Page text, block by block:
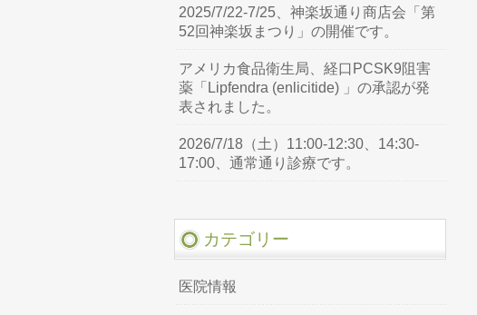
2025/7/22-7/25、神楽坂通り商店会「第
52回神楽坂まつり」の開催です。
アメリカ食品衛生局、経口PCSK9阻害
薬「Lipfendra (enlicitide) 」の承認が発
表されました。
2026/7/18（土）11:00-12:30、14:30-
17:00、通常通り診療です。
カテゴリー
医院情報